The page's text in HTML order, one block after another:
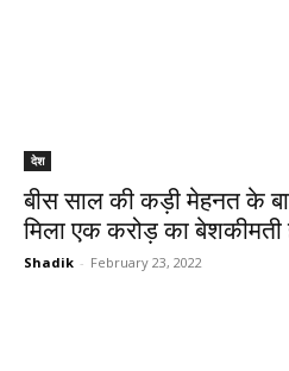
देश
बीस साल की कड़ी मेहनत के
मिला एक करोड़ का बेशकीमती
Shadik - February 23, 2022